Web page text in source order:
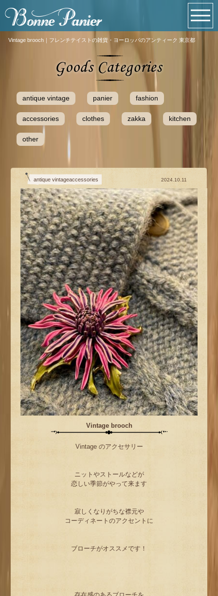
Vintage brooch｜フレンチテイストの雑貨・ヨーロッパのアンティーク 東京都
antique vintage panier fashion
accessories clothes zakka kitchen
other
antique vintageaccessories 2024.10.11
Vintage brooch
Vintage のアクセサリー
ニットやストールなどが
恋しい季節がやって来ます
寂しくなりがちな襟元や
コーディネートのアクセントに
ブローチがオススメです！